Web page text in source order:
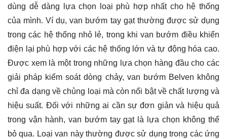
dùng dễ dàng lựa chọn loại phù hợp nhất cho hệ thống
của mình. Ví dụ, van bướm tay gạt thường được sử dụng
trong các hệ thống nhỏ lẻ, trong khi van bướm điều khiển
điện lại phù hợp với các hệ thống lớn và tự động hóa cao.
Được xem là một trong những lựa chọn hàng đầu cho các
giải pháp kiểm soát dòng chảy, van bướm Belven không
chỉ đa dạng về chủng loại mà còn nổi bật về chất lượng và
hiệu suất. Đối với những ai cần sự đơn giản và hiệu quả
trong vận hành, van bướm tay gạt là lựa chọn không thể
bỏ qua. Loại van này thường được sử dụng trong các ứng